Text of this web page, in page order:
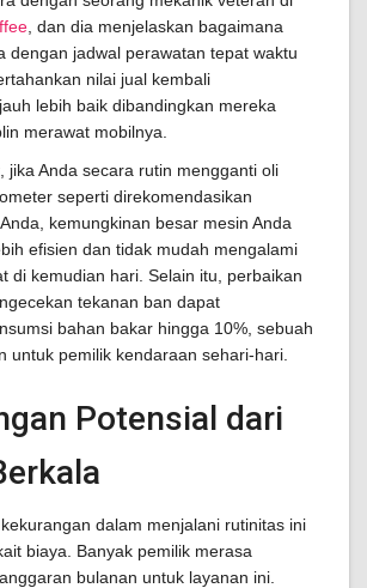
, dan dia menjelaskan bagaimana
dengan jadwal perawatan tepat waktu
nilai jual kembali
lebih baik dibandingkan mereka
merawat mobilnya.
jika Anda secara rutin mengganti oli
seperti direkomendasikan
kemungkinan besar mesin Anda
efisien dan tidak mudah mengalami
di kemudian hari. Selain itu, perbaikan
tekanan ban dapat
bahan bakar hingga 10%, sebuah
untuk pemilik kendaraan sehari-hari.
Potensial dari
dalam menjalani rutinitas ini
biaya. Banyak pemilik merasa
bulanan untuk layanan ini.